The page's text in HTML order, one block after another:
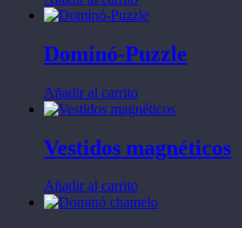
Dominó-Puzzle
Añadir al carrito
Vestidos magnéticos
Añadir al carrito